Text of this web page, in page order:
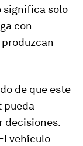
significa solo
con
de que este
pueda
decisiones.
vehículo